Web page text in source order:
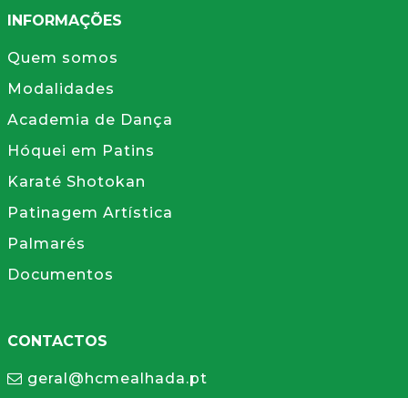
INFORMAÇÕES
Quem somos
Modalidades
Academia de Dança
Hóquei em Patins
Karaté Shotokan
Patinagem Artística
Palmarés
Documentos
CONTACTOS
geral@hcmealhada.pt